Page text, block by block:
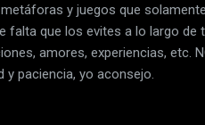
y juegos que
falta que los evites a lo largo
amores, experiencias, etc. NO
y paciencia, yo aconsejo.